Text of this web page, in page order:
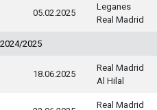
05.02.2025
Leganes
Real Madrid
2025
18.06.2025
Real Madrid
Al Hilal
Real Madrid